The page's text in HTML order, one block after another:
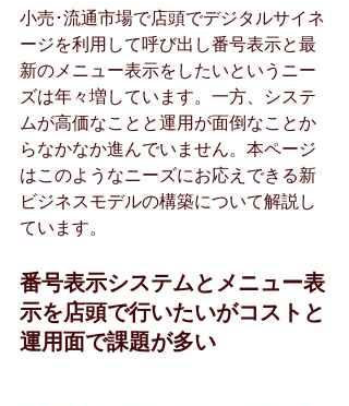
小売･流通市場で店頭でデジタルサイネ
ージを利用して呼び出し番号表示と最
新のメニュー表示をしたいというニー
ズは年々増しています。一方、システ
ムが高価なことと運用が面倒なことか
らなかなか進んでいません。本ページ
はこのようなニーズにお応えできる新
ビジネスモデルの構築について解説し
ています。
番号表示システムとメニュー表
示を店頭で行いたいがコストと
運用面で課題が多い